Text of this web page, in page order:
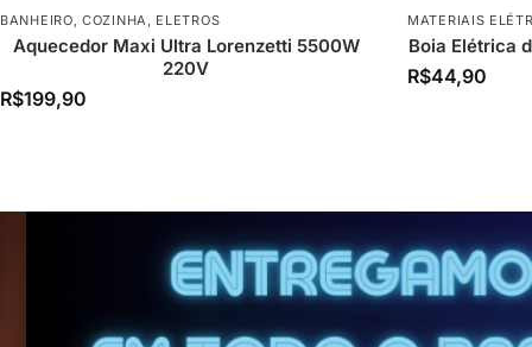
BANHEIRO,COZINHA, ELETROS
Aquecedor Maxi Ultra Lorenzetti 5500W
220V
R$199,90
MATERIAIS
Boia Elétrica
R$44,90